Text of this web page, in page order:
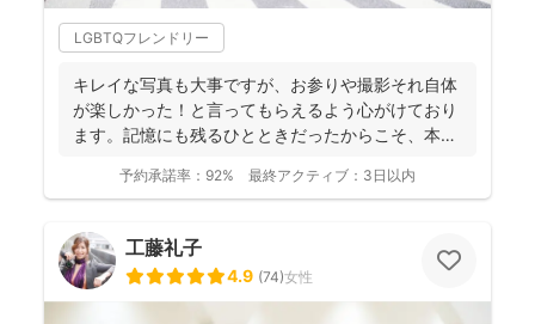
LGBTQフレンドリー
キレイな写真も大事ですが、お参りや撮影それ自体
が楽しかった！と言ってもらえるよう心がけており
ます。記憶にも残るひとときだったからこそ、本当
予約承諾率： 92% 最終アクティブ： 3日以内
工藤礼子
4.9 (74)女性